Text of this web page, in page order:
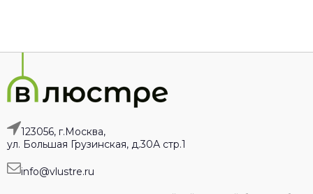
123056, г.Москва,
ул. Большая Грузинская, д.30А стр.1
info@vlustre.ru